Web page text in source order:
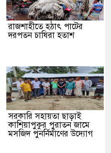
রাজশাহীতে হঠাৎ পাটের
দরপতন চাষিরা হতাশ
সরকারি সহায়তা ছাড়াই
কাশিয়াপুকুর পুরাতন জামে
মসজিদ পুনর্নির্মাণের উদ্যোগ